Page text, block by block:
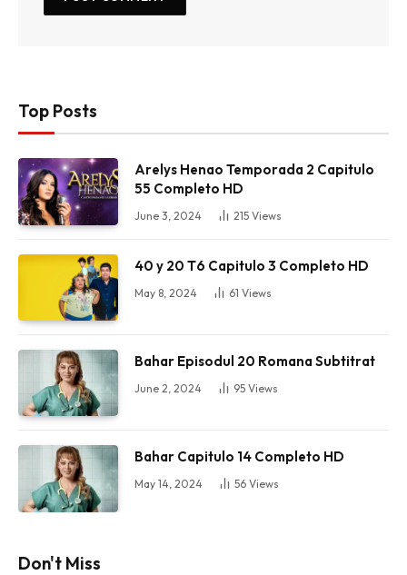
Top Posts
Arelys Henao Temporada 2 Capitulo
55 Completo HD
June 3, 2024 215 Views
40 y 20 T6 Capitulo 3 Completo HD
May 8, 2024 61 Views
Bahar Episodul 20 Romana Subtitrat
June 2, 2024 95 Views
Bahar Capitulo 14 Completo HD
May 14, 2024 56 Views
Don't Miss